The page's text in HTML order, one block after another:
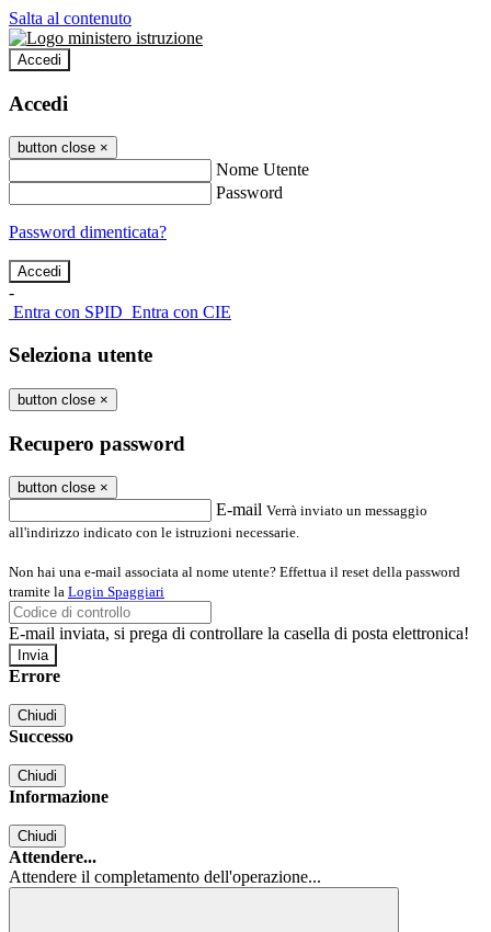
Salta al contenuto
Accedi
Accedi
button close ×
Nome Utente
Password
Password dimenticata?
-
Entra con SPID Entra con CIE
Seleziona utente
button close ×
Recupero password
button close ×
E-mail Verrà inviato un messaggio
all'indirizzo indicato con le istruzioni necessarie.
Non hai una e-mail associata al nome utente? Effettua il reset della password
tramite la Login Spaggiari
E-mail inviata, si prega di controllare la casella di posta elettronica!
Errore
Chiudi
Successo
Chiudi
Informazione
Chiudi
Attendere...
Attendere il completamento dell'operazione...